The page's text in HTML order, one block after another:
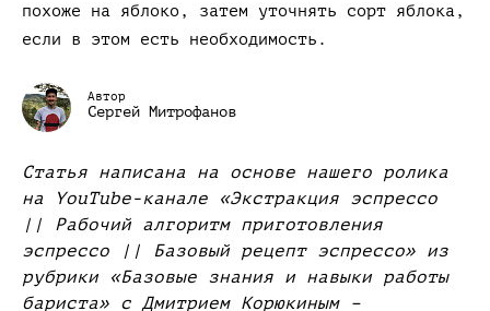
похоже на яблоко, затем уточнять сорт яблока,
если в этом есть необходимость.
Автор
Сергей Митрофанов
Статья написана на основе нашего ролика
на YouTube-канале «Экстракция эспрессо
|| Рабочий алгоритм приготовления
эспрессо || Базовый рецепт эспрессо» из
рубрики «Базовые знания и навыки работы
бариста» с Дмитрием Корюкиным –